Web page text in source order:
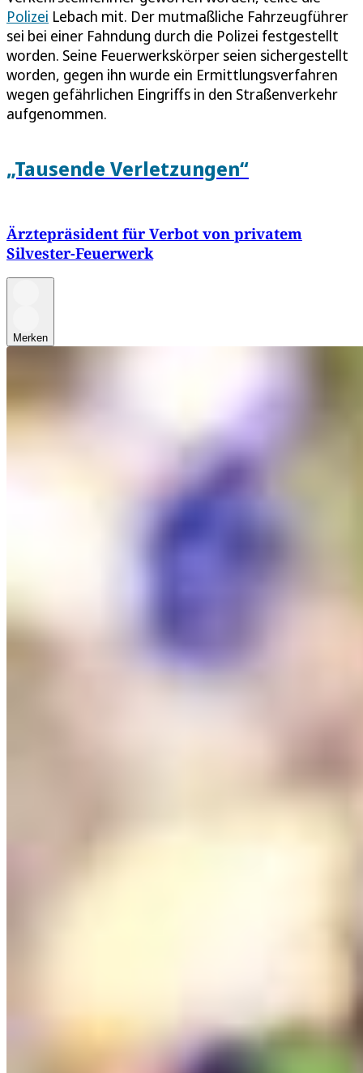
Polizei Lebach mit. Der mutmaßliche Fahrzeugführer
sei bei einer Fahndung durch die Polizei festgestellt
worden. Seine Feuerwerkskörper seien sichergestellt
worden, gegen ihn wurde ein Ermittlungsverfahren
wegen gefährlichen Eingriffs in den Straßenverkehr
aufgenommen.
„Tausende Verletzungen“
Ärztepräsident für Verbot von privatem
Silvester-Feuerwerk
Merken